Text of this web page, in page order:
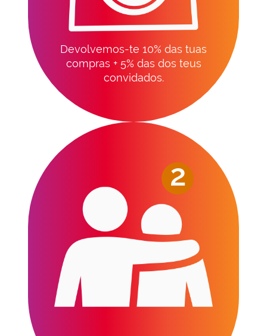
Devolvemos-te 10% das tuas
compras + 5% das dos teus
convidados.
2